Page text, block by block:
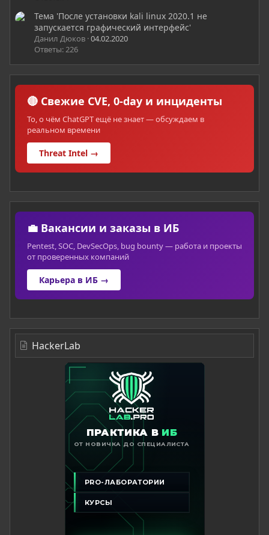
Тема 'После установки kali linux 2020.1 не
запускается графический интерфейс'
Данил Дюков 04.02.2020
Ответы: 226
🔴 Свежие CVE, 0-day и инциденты
То, о чём ChatGPT ещё не знает — обсуждаем в
реальном времени
Threat Intel →
💼 Вакансии и заказы в ИБ
Pentest, SOC, DevSecOps, bug bounty — работа и проекты
от проверенных компаний
Карьера в ИБ →
HackerLab